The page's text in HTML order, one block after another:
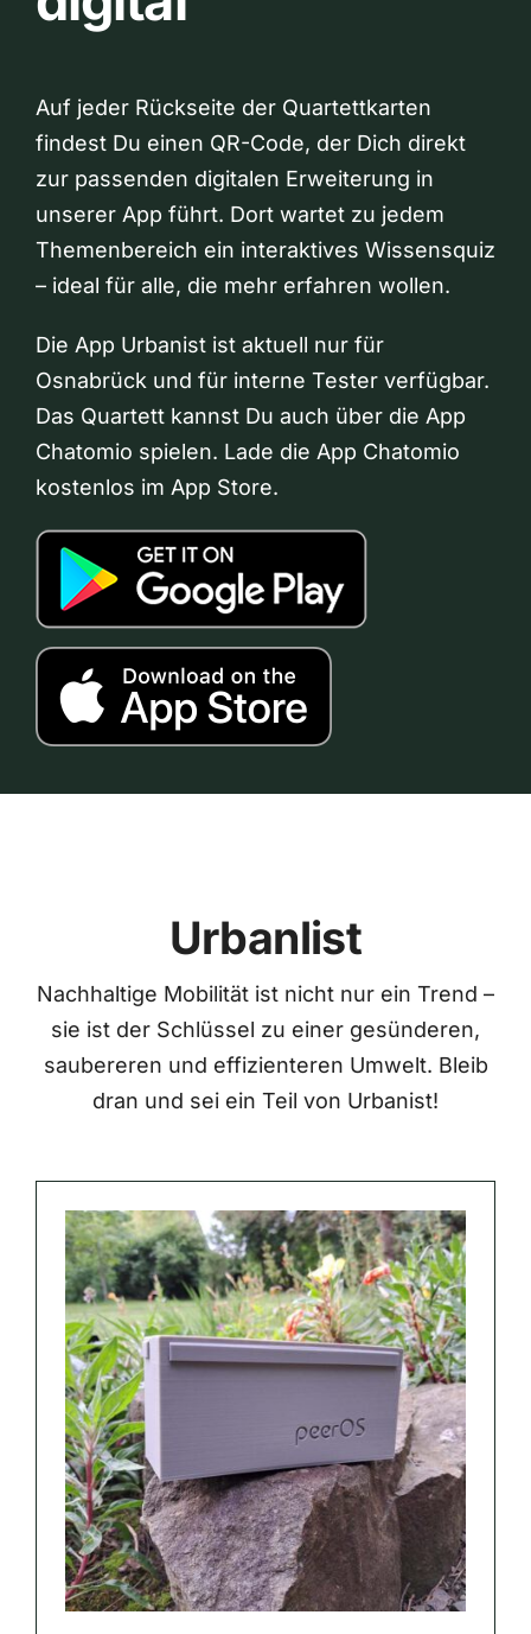
Auf jeder Rückseite der Quartettkarten
findest Du einen QR-Code, der Dich direkt
zur passenden digitalen Erweiterung in
unserer App führt. Dort wartet zu jedem
Themenbereich ein interaktives Wissensquiz
– ideal für alle, die mehr erfahren wollen.
Die App Urbanist ist aktuell nur für
Osnabrück und für interne Tester verfügbar.
Das Quartett kannst Du auch über die App
Chatomio spielen. Lade die App Chatomio
kostenlos im App Store.
Urbanlist
Nachhaltige Mobilität ist nicht nur ein Trend –
sie ist der Schlüssel zu einer gesünderen,
saubereren und effizienteren Umwelt. Bleib
dran und sei ein Teil von Urbanist!